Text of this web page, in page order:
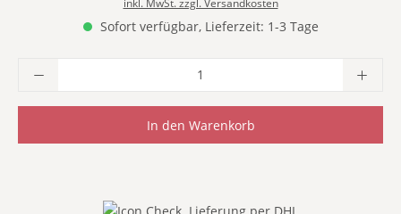
inkl. MwSt. zzgl. Versandkosten
Sofort verfügbar, Lieferzeit: 1-3 Tage
Produkt Anzahl: Gib den gewünschten
In den Warenkorb